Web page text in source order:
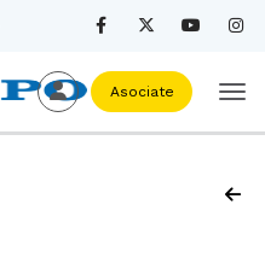
Asociate